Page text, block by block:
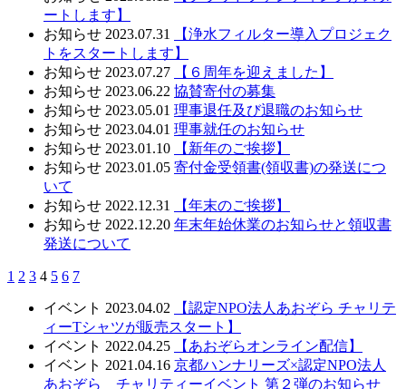
ートします】
お知らせ 2023.07.31
【浄水フィルター導入プロジェク
トをスタートします】
お知らせ 2023.07.27
【６周年を迎えました】
お知らせ 2023.06.22 協賛寄付の募集
お知らせ 2023.05.01 理事退任及び退職のお知らせ
お知らせ 2023.04.01 理事就任のお知らせ
お知らせ 2023.01.10
【新年のご挨拶】
お知らせ 2023.01.05 寄付金受領書(領収書)の発送につ
いて
お知らせ 2022.12.31
【年末のご挨拶】
お知らせ 2022.12.20 年末年始休業のお知らせと領収書
発送について
1 2 3 4 5 6 7
イベント 2023.04.02
【認定NPO法人あおぞら チャリテ
ィーTシャツが販売スタート】
イベント 2022.04.25
【あおぞらオンライン配信】
イベント 2021.04.16 京都ハンナリーズ×認定NPO法人
あおぞら チャリティーイベント 第２弾のお知らせ